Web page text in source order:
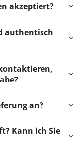
akzeptiert?
authentisch
an?
Kann ich Sie